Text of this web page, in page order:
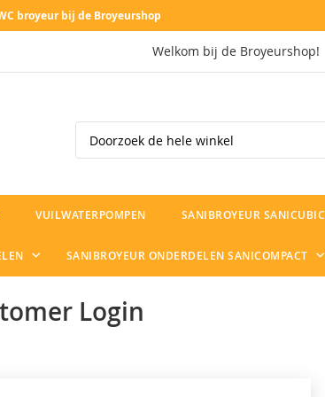
broyeur bij de Broyeurshop
Welkom bij de Broyeurshop!
Search
VUILWATERPOMPEN SANIBROYEUR SANICUBIC
SANIBROYEUR ONDERDELEN SANICOMPACT
Login